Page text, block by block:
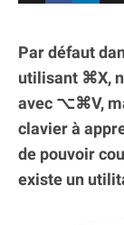
Par défaut
utilisant ⌘X,
avec ⌥⌘V,
clavier à
de pouvoir
existe un